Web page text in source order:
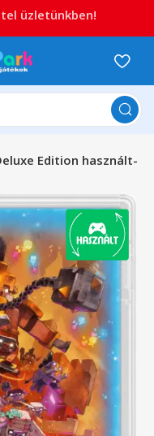
Edition használt-
üzletünkben!